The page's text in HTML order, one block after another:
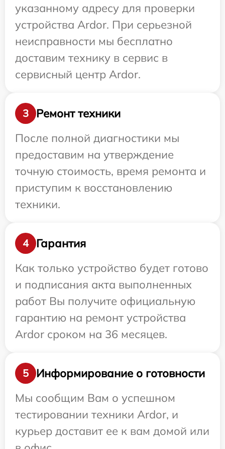
указанному адресу для проверки
устройства Ardor. При серьезной
неисправности мы бесплатно
доставим технику в сервис в
сервисный центр Ardor.
3
Ремонт техники
После полной диагностики мы
предоставим на утверждение
точную стоимость, время ремонта и
приступим к восстановлению
техники.
4
Гарантия
Как только устройство будет готово
и подписания акта выполненных
работ Вы получите официальную
гарантию на ремонт устройства
Ardor сроком на 36 месяцев.
5
Информирование о готовности
Мы сообщим Вам о успешном
тестировании техники Ardor, и
курьер доставит ее к вам домой или